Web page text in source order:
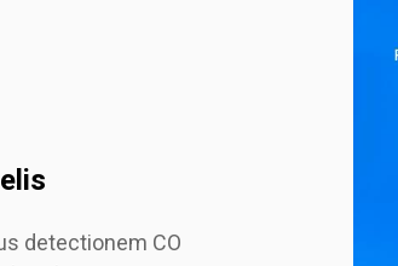
detectionem CO